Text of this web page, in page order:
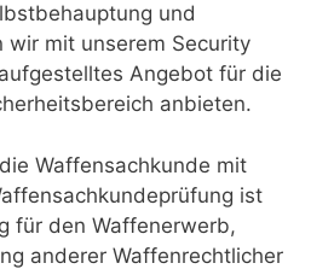
und
wir mit unserem Security
Angebot für die
anbieten.
Waffensachkunde mit
ist
für den Waffenerwerb,
anderer Waffenrechtlicher